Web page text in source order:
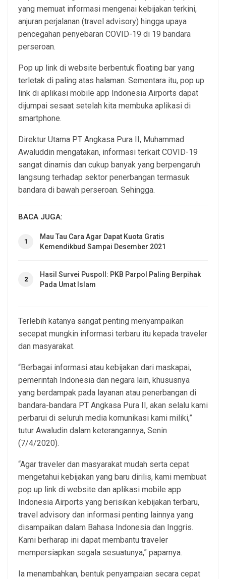
yang memuat informasi mengenai kebijakan terkini,
anjuran perjalanan (travel advisory) hingga upaya
pencegahan penyebaran COVID-19 di 19 bandara
perseroan.
Pop up link di website berbentuk floating bar yang
terletak di paling atas halaman. Sementara itu, pop up
link di aplikasi mobile app Indonesia Airports dapat
dijumpai sesaat setelah kita membuka aplikasi di
smartphone.
Direktur Utama PT Angkasa Pura II, Muhammad
Awaluddin mengatakan, informasi terkait COVID-19
sangat dinamis dan cukup banyak yang berpengaruh
langsung terhadap sektor penerbangan termasuk
bandara di bawah perseroan. Sehingga.
BACA JUGA:
1
Mau Tau Cara Agar Dapat Kuota Gratis
Kemendikbud Sampai Desember 2021
2
Hasil Survei Puspoll: PKB Parpol Paling Berpihak
Pada Umat Islam
Terlebih katanya sangat penting menyampaikan
secepat mungkin informasi terbaru itu kepada traveler
dan masyarakat.
“Berbagai informasi atau kebijakan dari maskapai,
pemerintah Indonesia dan negara lain, khususnya
yang berdampak pada layanan atau penerbangan di
bandara-bandara PT Angkasa Pura II, akan selalu kami
perbarui di seluruh media komunikasi kami miliki,”
tutur Awaludin dalam keterangannya, Senin
(7/4/2020).
“Agar traveler dan masyarakat mudah serta cepat
mengetahui kebijakan yang baru dirilis, kami membuat
pop up link di website dan aplikasi mobile app
Indonesia Airports yang berisikan kebijakan terbaru,
travel advisory dan informasi penting lainnya yang
disampaikan dalam Bahasa Indonesia dan Inggris.
Kami berharap ini dapat membantu traveler
mempersiapkan segala sesuatunya,” paparnya.
Ia menambahkan, bentuk penyampaian secara cepat